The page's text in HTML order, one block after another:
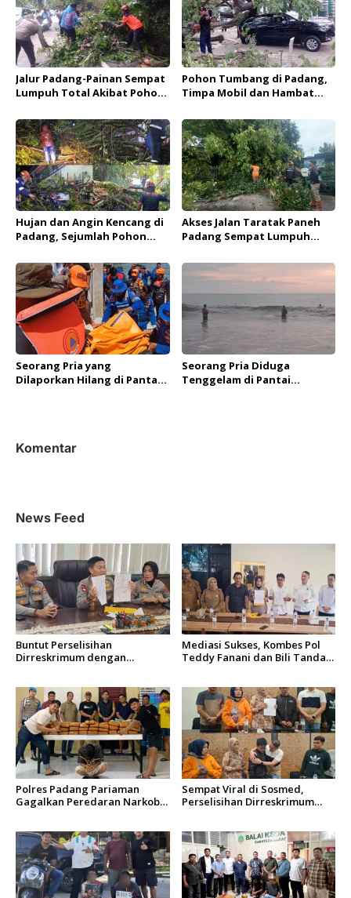
Jalur Padang-Painan Sempat
Lumpuh Total Akibat Pohon
Tidak Ada Korban Jiwa
Pohon Tumbang di Padang,
Timpa Mobil dan Hambat
Hujan dan Angin Kencang di
Padang, Sejumlah Pohon
dan Kendaraan
Akses Jalan Taratak Paneh
Padang Sempat Lumpuh
Seorang Pria yang
Dilaporkan Hilang di Pantai
Seorang Pria Diduga
Tenggelam di Pantai
Komentar
News Feed
Buntut Perselisihan
Dirreskrimum dengan
Pelajaran Berharga
Mediasi Sukses, Kombes Pol
Teddy Fanani dan Bili Tanda
Polres Padang Pariaman
Gagalkan Peredaran Narkoba
Sempat Viral di Sosmed,
Perselisihan Dirreskrimum
Damai